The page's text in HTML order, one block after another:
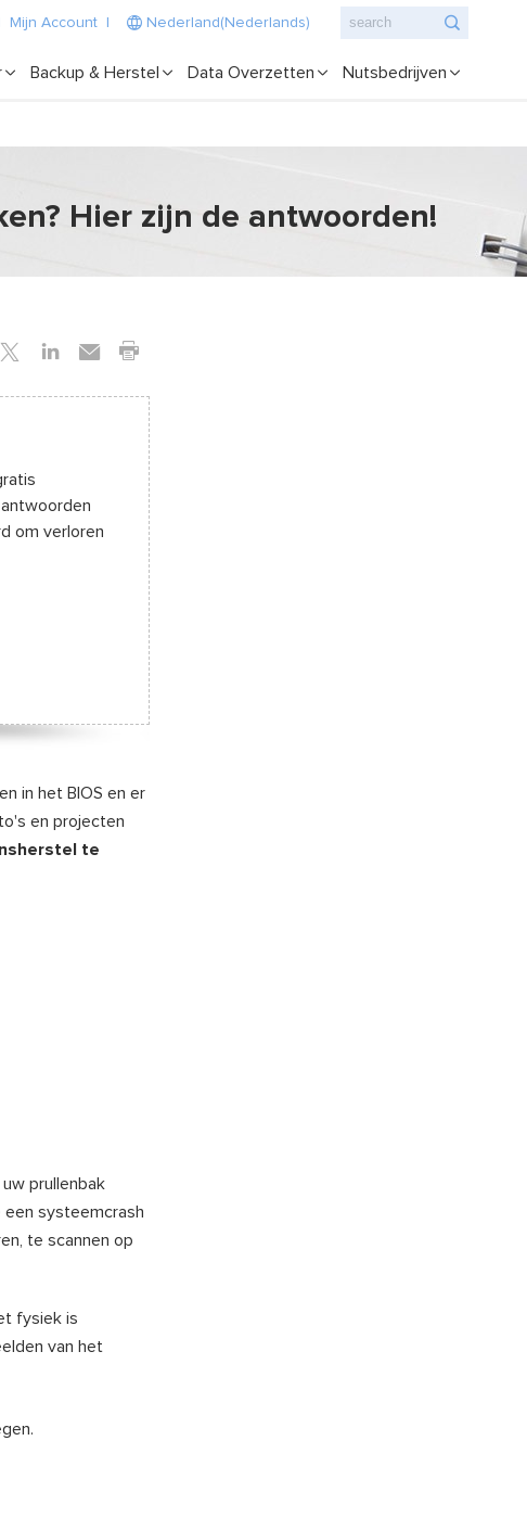
Mijn Account Nederland(Nederlands)
Backup & Herstel Data Overzetten Nutsbedrijven
Hier zijn de antwoorden!
om verloren
in het BIOS en er
en projecten
te
prullenbak
systeemcrash
te scannen op
fysiek is
van het